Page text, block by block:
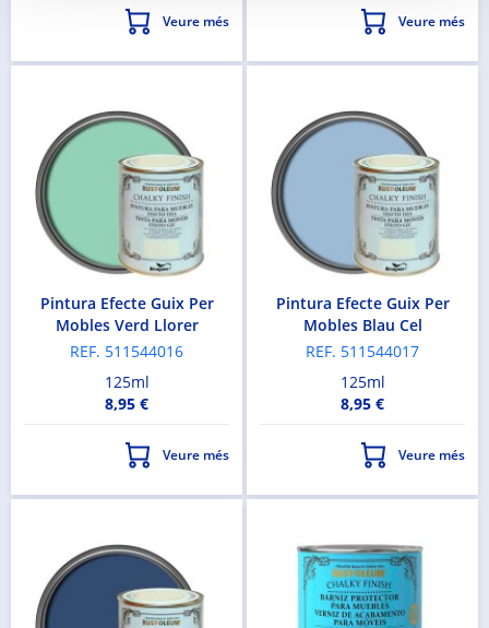
Veure més Veure més
Pintura Efecte Guix Per
Mobles Verd Llorer
REF. 511544016
125ml
8,95 €
Veure més
Pintura Efecte Guix Per
Mobles Blau Cel
REF. 511544017
125ml
8,95 €
Veure més